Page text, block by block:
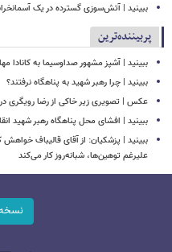
ببینید | ​​​​​​​آتش‌سوزی گسترده در یک
پربیننده‌ترین
ببینید | آشپز مشهور صداوسیما به کانادا
ببینید | چرا رهبر شهید به پناهگاه نرفتند؟
عکس | تصویری زیر خاکی از رضا رویگری
ببینید | افشای محل پناهگاه‌ رهبر شهید
ببینید | پزشکیان: از آقای قالیباف
علیرغم توهین‌ها، شبانه‌روز کار می‌کند